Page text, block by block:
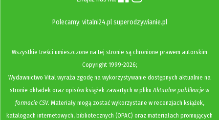
Polecamy: vitalni24.pl superodzywianie.pl
Wszystkie treści umieszczone na tej stronie są chronione prawem autorskim
Copyright1999-2026;
Wydawnictwo Vital wyraża zgodę na wykorzystywanie dostępnych aktualnie na
stronie okładek oraz opisów książek zawartych w plikuAktualne publikacje w
formacie CSV. Materiały mogą zostać wykorzystane w recenzjach książek,
katalogach internetowych, bibliotecznych (OPAC) oraz materiałach promujących